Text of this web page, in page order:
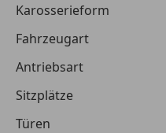
Laufzeit
Kreditbetrag
Zu zahlender
Gesamtbetrag
Karosserieform
Fahrzeugart
Antriebsart
Sitzplätze
Türen